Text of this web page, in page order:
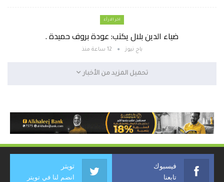
اخر الارأء
ضياء الدين بلال يكتب: عودة بروف حميدة .
باج نيوز 12 ساعة منذ
تحميل المزيد من الأخبار
فيسبوك
تابعنا
تويتر
انضم لنا في تويتر